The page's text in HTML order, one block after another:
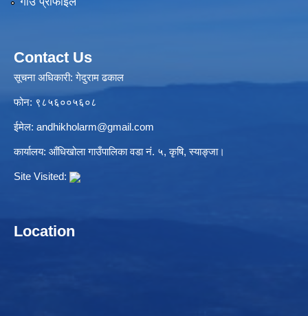
Contact Us
सूचना अधिकारी: गेदुराम ढकाल
फोन: ९८५६००५६०८
ईमेल: andhikholarm@gmail.com
कार्यालय: आँधिखोला गाउँपालिका वडा नं. ५, कृषि, स्याङ्जा।
Site Visited:
Location